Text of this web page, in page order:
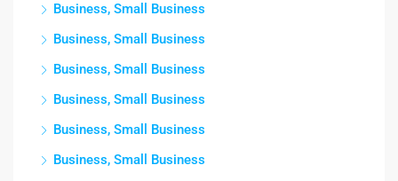
Business, Small Business
Business, Small Business
Business, Small Business
Business, Small Business
Business, Small Business
Business, Small Business